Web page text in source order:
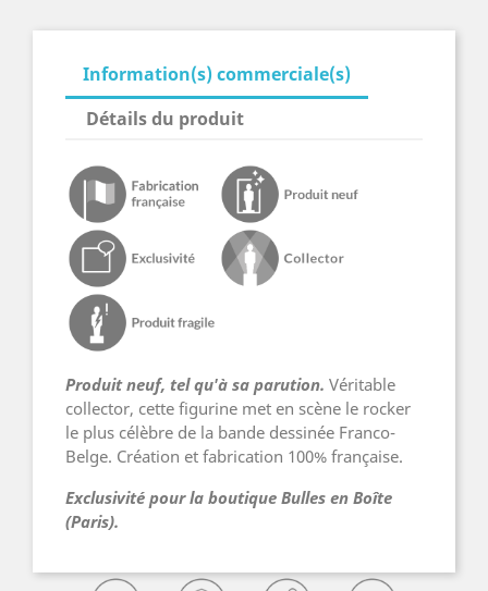
Information(s) commerciale(s)
Détails du produit
Produit neuf, tel qu'à sa parution. Véritable
collector, cette figurine met en scène le rocker
le plus célèbre de la bande dessinée Franco-
Belge. Création et fabrication 100% française.
Exclusivité pour la boutique Bulles en Boîte
(Paris).